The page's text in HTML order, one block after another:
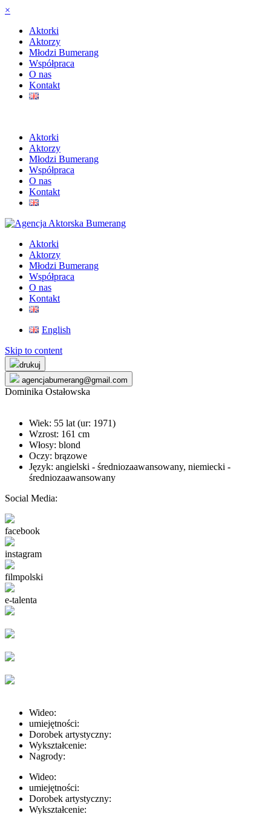
×
Aktorki
Aktorzy
Młodzi Bumerang
Współpraca
O nas
Kontakt
Aktorki
Aktorzy
Młodzi Bumerang
Współpraca
O nas
Kontakt
Aktorki
Aktorzy
Młodzi Bumerang
Współpraca
O nas
Kontakt
English
Skip to content
drukuj
agencjabumerang@gmail.com
Dominika Ostałowska
Wiek: 55 lat (ur: 1971)
Wzrost: 161 cm
Włosy: blond
Oczy: brązowe
Język: angielski - średniozaawansowany, niemiecki -
średniozaawansowany
Social Media:
facebook
instagram
filmpolski
e-talenta
Wideo:
umiejętności:
Dorobek artystyczny:
Wykształcenie:
Nagrody:
Wideo:
umiejętności:
Dorobek artystyczny:
Wykształcenie: